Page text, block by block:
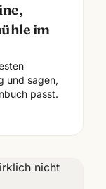
im
und sagen,
passt.